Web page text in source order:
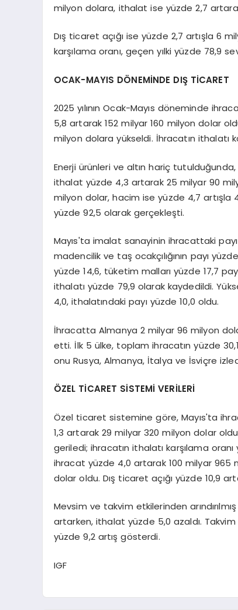
milyon dolara, ithalat ise yüzde 2,7
Dış ticaret açığı ise yüzde 2,7 artışla 6
karşılama oranı, geçen yılki yüzde 78,9
OCAK-MAYIS DÖNEMİNDE DIŞ TİCARET
2025 yılının Ocak-Mayıs döneminde
5,8 artarak 152 milyar 160 milyon dolar
milyon dolara yükseldi. İhracatın ithalatı
Enerji ürünleri ve altın hariç
ithalat yüzde 4,3 artarak 25 milyar 90
milyon dolar, hacim ise yüzde 4,7 artışla
yüzde 92,5 olarak gerçekleşti.
Mayıs'ta imalat sanayinin ihracattaki payı
madencilik ve taş ocakçılığının payı
yüzde 14,6, tüketim malları yüzde 17,7
ithalatı yüzde 79,9 olarak kaydedildi.
4,0, ithalatındaki payı yüzde 10,0 oldu.
İhracatta Almanya 2 milyar 96 milyon
etti. İlk 5 ülke, toplam ihracatın yüzde
onu Rusya, Almanya, İtalya ve İsviçre
ÖZEL TİCARET SİSTEMİ VERİLERİ
Özel ticaret sistemine göre, Mayıs'ta
1,3 artarak 29 milyar 320 milyon dolar
geriledi; ihracatın ithalatı karşılama
ihracat yüzde 4,0 artarak 100 milyar 965
dolar oldu. Dış ticaret açığı yüzde 10,9
Mevsim ve takvim etkilerinden
artarken, ithalat yüzde 5,0 azaldı.
yüzde 9,2 artış gösterdi.
IGF